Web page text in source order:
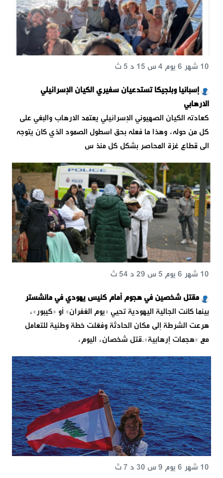
إسبانيا وبلجيكا تستدعيان سفيري الكيان الإسرائيلي
الارهابي
10 شهر 6 يوم 4 س 15 د 5 ث
كعادته الكيان الصهيوني الإسرائيلي يعتمد الارهاب والبغي على
كل من حوله، وهذا ما فعله بحق اسطول الصمود الذي كان يتوجه
الى قطاع غزة المحاصر بشكل كل منذ س
مقتل شخصين في هجوم أمام كنيس يهودي في مانشستر
10 شهر 6 يوم 5 س 29 د 54 ث
بينما كانت الجالية اليهودية تحيي «يوم الغفران» أو «كيبور»،
هرعت الشرطة إلى مكان الحادثة وفعّلت خطة وطنية للتعامل
مع «هجمات إرهابية».قتل شخصان، اليوم،
10 شهر 6 يوم 9 س 30 د 7 ث